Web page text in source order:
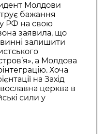
Молдови
бажання
РФ на свою
заявила, що
залишити
а Молдова
Хоча
на Захід
церква в
сили у